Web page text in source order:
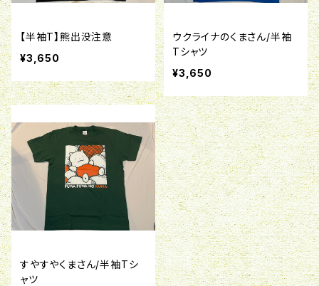
【半袖T】熊出没注意
¥3,650
ウクライナのくまさん/半袖
Tシャツ
¥3,650
すやすやくまさん/半袖Tシ
ャツ